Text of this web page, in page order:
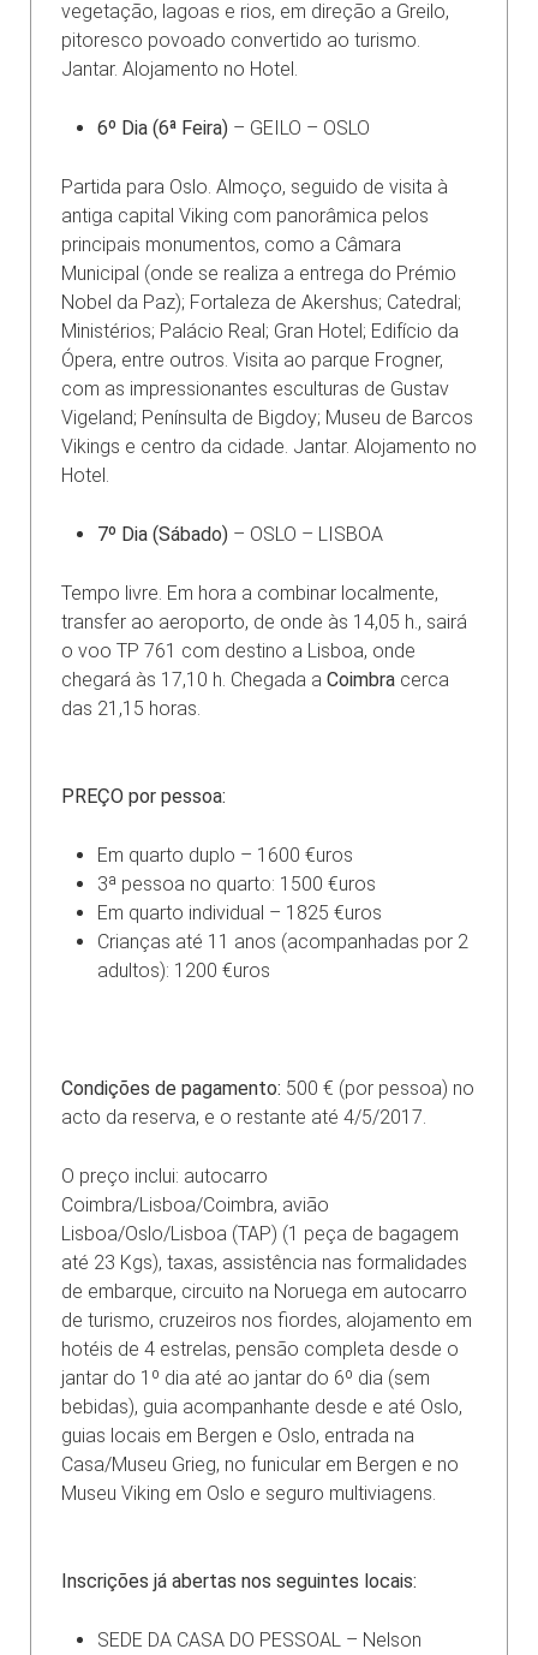
vegetação, lagoas e rios, em direção a Greilo,
pitoresco povoado convertido ao turismo.
Jantar. Alojamento no Hotel.
6º Dia (6ª Feira) – GEILO – OSLO
Partida para Oslo. Almoço, seguido de visita à
antiga capital Viking com panorâmica pelos
principais monumentos, como a Câmara
Municipal (onde se realiza a entrega do Prémio
Nobel da Paz); Fortaleza de Akershus; Catedral;
Ministérios; Palácio Real; Gran Hotel; Edifício da
Ópera, entre outros. Visita ao parque Frogner,
com as impressionantes esculturas de Gustav
Vigeland; Penínsulta de Bigdoy; Museu de Barcos
Vikings e centro da cidade. Jantar. Alojamento no
Hotel.
7º Dia (Sábado) – OSLO – LISBOA
Tempo livre. Em hora a combinar localmente,
transfer ao aeroporto, de onde às 14,05 h., sairá
o voo TP 761 com destino a Lisboa, onde
chegará às 17,10 h. Chegada a Coimbra cerca
das 21,15 horas.
PREÇO por pessoa:
Em quarto duplo – 1600 €uros
3ª pessoa no quarto: 1500 €uros
Em quarto individual – 1825 €uros
Crianças até 11 anos (acompanhadas por 2
adultos): 1200 €uros
Condições de pagamento: 500 € (por pessoa) no
acto da reserva, e o restante até 4/5/2017.
O preço inclui: autocarro
Coimbra/Lisboa/Coimbra, avião
Lisboa/Oslo/Lisboa (TAP) (1 peça de bagagem
até 23 Kgs), taxas, assistência nas formalidades
de embarque, circuito na Noruega em autocarro
de turismo, cruzeiros nos fiordes, alojamento em
hotéis de 4 estrelas, pensão completa desde o
jantar do 1º dia até ao jantar do 6º dia (sem
bebidas), guia acompanhante desde e até Oslo,
guias locais em Bergen e Oslo, entrada na
Casa/Museu Grieg, no funicular em Bergen e no
Museu Viking em Oslo e seguro multiviagens.
Inscrições já abertas nos seguintes locais:
SEDE DA CASA DO PESSOAL – Nelson